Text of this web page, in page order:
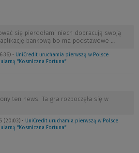
się pierdołami niech dopracują swoją
bankową bo ma podstawowe …
• UniCredit uruchamia pierwszą w Polsce
“Kosmiczna Fortuna”
ten news. Ta gra rozpoczęła się w
(20:03) • UniCredit uruchamia pierwszą w Polsce
“Kosmiczna Fortuna”